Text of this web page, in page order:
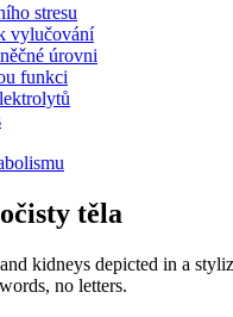
stresu
vylučování
úrovni
funkci
těla